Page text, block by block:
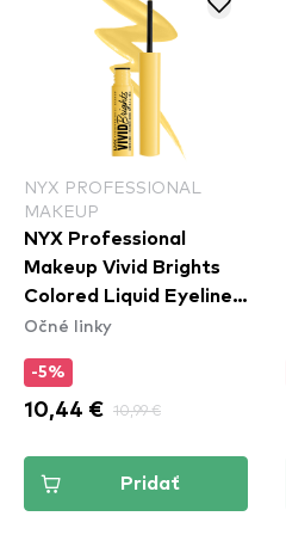
NYX PROFESSIONAL
MAKEUP
NYX Professional
Makeup Vivid Brights
Colored Liquid Eyeliner
- Had Me At Yellow
Očné linky
-5%
10,44 € 10,99 €
Pridať